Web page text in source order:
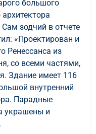
большого
зодчий в отчете
«Проектирован и
Ренессанса из
со всеми частями,
Здание имеет 116
внутренний
Парадные
украшены и